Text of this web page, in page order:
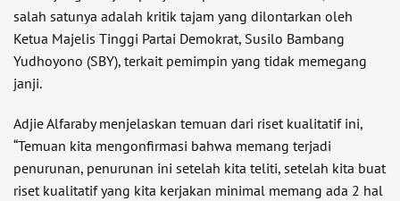
salah satunya adalah kritik tajam yang dilontarkan oleh
Ketua Majelis Tinggi Partai Demokrat, Susilo Bambang
Yudhoyono (SBY), terkait pemimpin yang tidak memegang
janji.
Adjie Alfaraby menjelaskan temuan dari riset kualitatif ini,
“Temuan kita mengonfirmasi bahwa memang terjadi
penurunan, penurunan ini setelah kita teliti, setelah kita buat
riset kualitatif yang kita kerjakan minimal memang ada 2 hal